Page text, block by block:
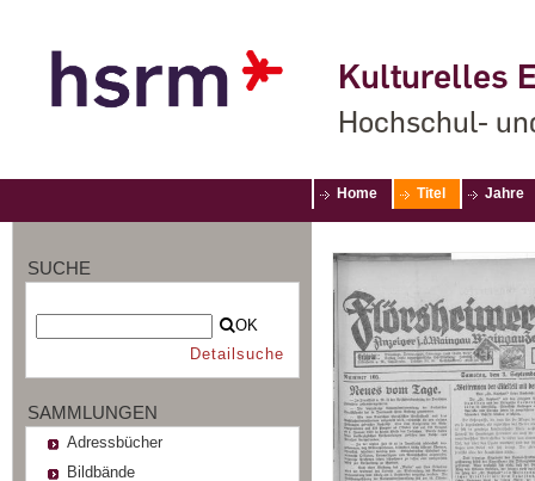
Kulturelles
Hochschul-
Home Titel Jahre
SUCHE
OK
Detailsuche
SAMMLUNGEN
Adressbücher
Bildbände